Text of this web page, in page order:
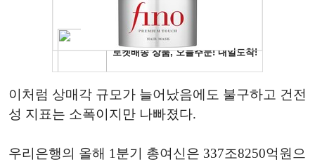
이처럼 상매각 규모가 늘어났음에도 불구하고 건전
성 지표는 소폭이지만 나빠졌다.
우리은행의 올해 1분기 총여신은 337조8250억원으